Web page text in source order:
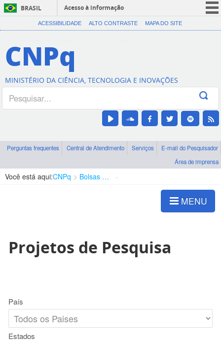
BRASIL
Acesso à informação
CORONAVÍRUS (COVID-19)
Canais
ACESSIBILIDADE ALTO CONTRASTE MAPA DO SITE
CNPq
MINISTÉRIO DA CIÊNCIA, TECNOLOGIA E INOVAÇÕES
Perguntas frequentes Central de Atendimento Serviços
E-mail do Pesquisador
Área de imprensa
Você está aqui:CNPq Bolsas e Auxílios Vigentes
MENU
Projetos de Pesquisa
País
Estados